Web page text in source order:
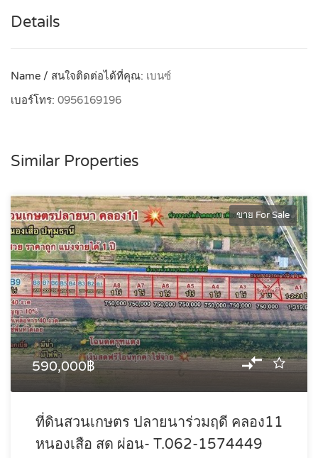
Details
Name / สนใจติดต่อได้ที่คุณ: เบนซ์
เบอร์โทร: 0956169196
Similar Properties
ขาย For Sale
590,000฿
ที่ดินสวนเกษตร ปลายนาร่วมฤดี คลอง11
หนองเสือ สด ผ่อน- T.062-1574449